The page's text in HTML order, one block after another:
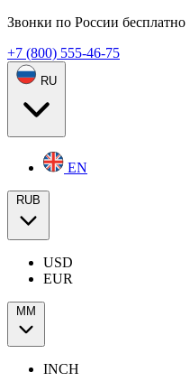
Звонки по России бесплатно
+7 (800) 555-46-75
RU
EN
RUB
USD
EUR
ММ
INCH